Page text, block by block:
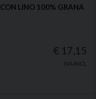
LINO 100% GRANA
€ 17,15
IVA INCL